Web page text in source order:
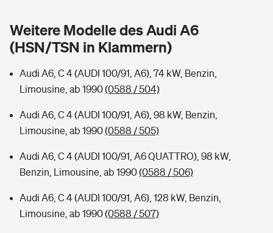
Hochwasser-Check: Wie gefährdet ist Ihr Haus?
Wer versichert was: Jetzt Versicherer finden
Sie haben Fragen?
Private Cyberversicherung
Musikinstrumentenversicherung
Zur Übersicht
Tools
Kinderunfall-Check: Mehr Sicherheit für deine Kids
Sie haben Fragen?
Rentenrechner: Wie viel Geld bekomme ich im Alter?
Weitere Modelle des Audi A6
(HSN/TSN in Klammern)
Audi A6, C 4 (AUDI 100/91, A6), 74 kW, Benzin,
Limousine, ab 1990(0588 / 504)
Audi A6, C 4 (AUDI 100/91, A6), 98 kW, Benzin,
Limousine, ab 1990(0588 / 505)
Audi A6, C 4 (AUDI 100/91, A6 QUATTRO), 98 kW,
Benzin, Limousine, ab 1990(0588 / 506)
Audi A6, C 4 (AUDI 100/91, A6), 128 kW, Benzin,
Limousine, ab 1990(0588 / 507)